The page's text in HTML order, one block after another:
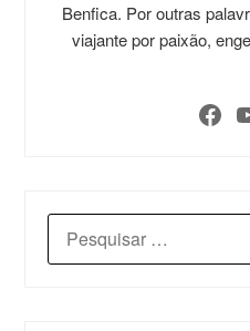
Benfica. Por outras
viajante por paixão,